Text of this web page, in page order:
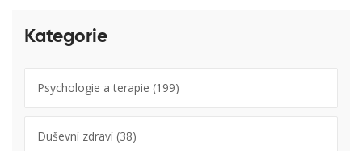
Kategorie
Psychologie a terapie (199)
Duševní zdraví(38)